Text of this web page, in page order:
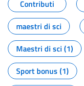
Contributi
maestri di sci
Maestri di sci (1)
Sport bonus (1)